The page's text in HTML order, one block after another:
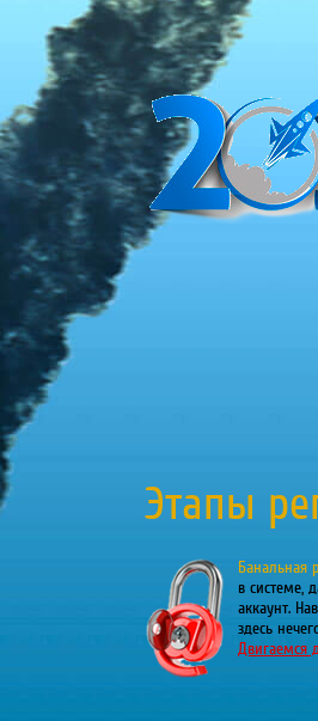
Этапы
Банальная
в системе,
аккаунт.
здесь
Двигаемся